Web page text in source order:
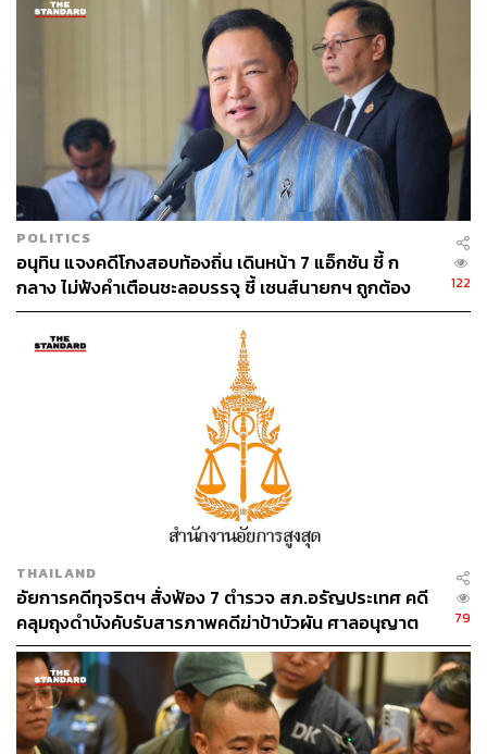
POLITICS
อนุทิน แจงคดีโกงสอบท้องถิ่น เดินหน้า 7 แอ็กชัน ชี้ ก
กลาง ไม่ฟังคำเตือนชะลอบรรจุ ชี้ เซนส์นายกฯ ถูกต้อง
122
THAILAND
อัยการคดีทุจริตฯ สั่งฟ้อง 7 ตำรวจ สภ.อรัญประเทศ คดี
คลุมถุงดำบังคับรับสารภาพคดีฆ่าป้าบัวผัน ศาลอนุญาต
ปล่อยตัวชั่วคราว นัดสอบ 17 ส.ค.นี้
79